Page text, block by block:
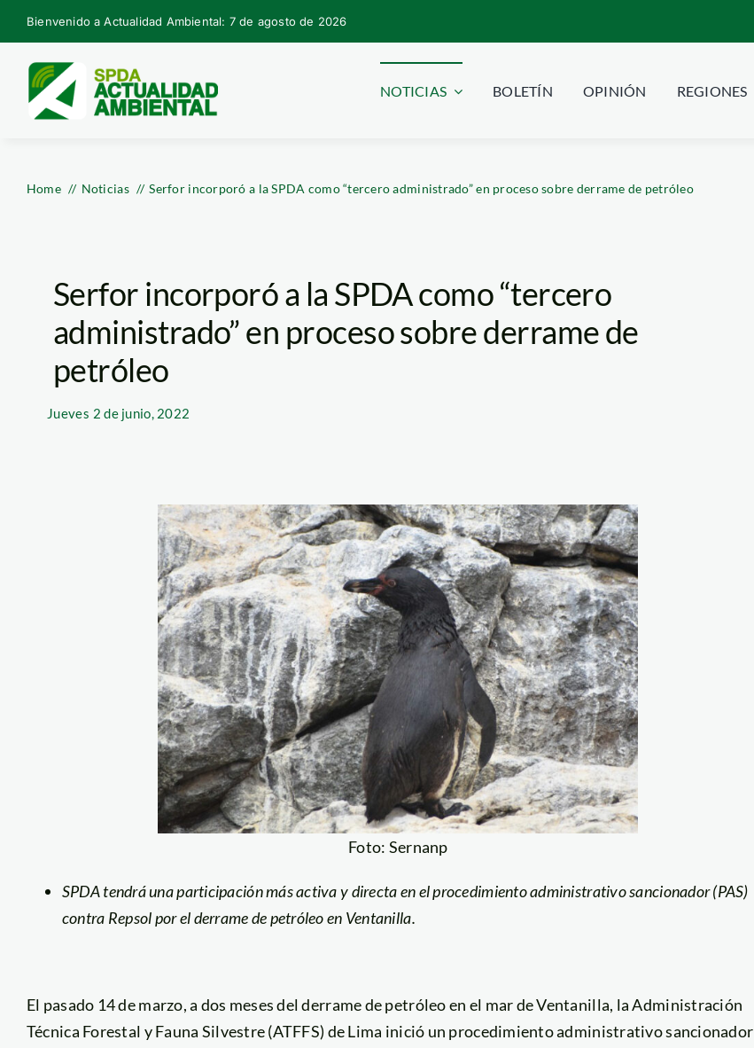
Skip
to
content
Bienvenido a Actualidad Ambiental: 7 de agosto de 2026
NOTICIAS BOLETÍN OPINIÓN REGIONES
Home Noticias Serfor incorporó a la SPDA como “tercero administrado” en proceso sobre derrame de petróleo
Serfor incorporó a la SPDA como “tercero
administrado” en proceso sobre derrame de
petróleo
Jueves 2 de junio, 2022
Foto: Sernanp
SPDA tendrá una participación más activa y directa en el procedimiento administrativo sancionador (PAS)
contra Repsol por el derrame de petróleo en Ventanilla.
El pasado 14 de marzo, a dos meses del derrame de petróleo en el mar de Ventanilla, la Administración
Técnica Forestal y Fauna Silvestre (ATFFS) de Lima inició un procedimiento administrativo sancionador